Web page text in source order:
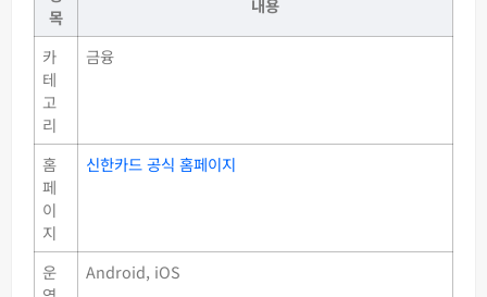
목
내용
카
테
고
리
금융
홈
페
이
지
신한카드 공식 홈페이지
운
Android, iOS